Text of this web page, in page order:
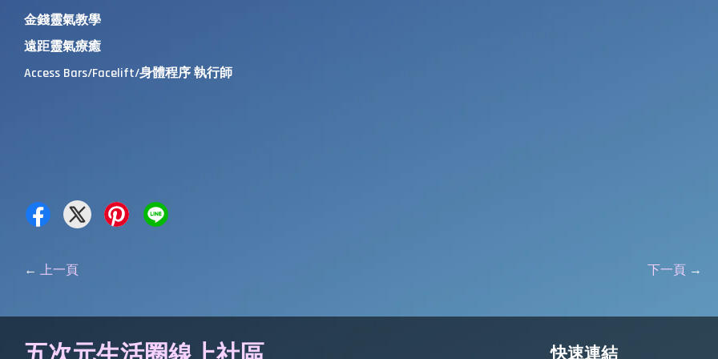
金錢靈氣教學
遠距靈氣療癒
Access Bars/Facelift/身體程序 執行師
← 上一頁 下一頁→
快速連結